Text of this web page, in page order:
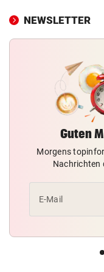
NEWSLETTER
Guten
Morgens
Nachrichten
E-Mail